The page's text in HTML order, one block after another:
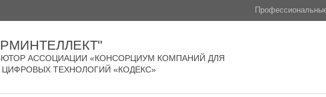
АССОЦИАЦИИ «КОНСОРЦИУМ КОМПАНИЙ ДЛЯ
ЦИФРОВЫХ ТЕХНОЛОГИЙ «КОДЕКС»